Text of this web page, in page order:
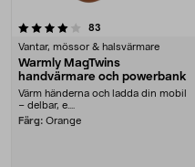
83
Vantar, mössor & halsvärmare
Warmly MagTwins
handvärmare och powerbank
Värm händerna och ladda din mobil
– delbar, e....
Färg: Orange
4.0 av 5 stjärnor